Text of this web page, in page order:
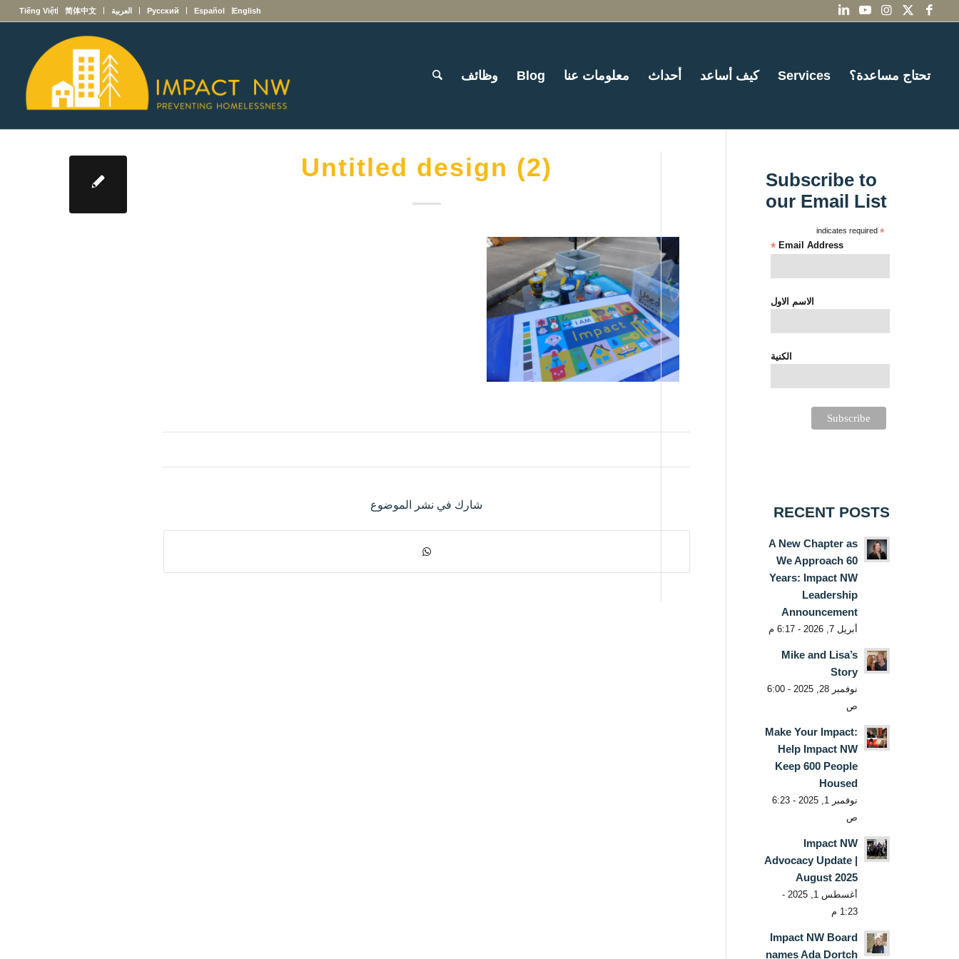
English
Español
Русский العربية 简体中文
Tiếng Việt
تحتاج مساعدة؟ Services كيف أساعد أحداث معلومات عنا Blog وظائف
Untitled design (2)
شارك في نشر الموضوع
Subscribe to
our Email List
*
indicates required
Email Address
*
الاسم الاول
الكنية
RECENT POSTS
A New Chapter as
We Approach 60
Years: Impact NW
Leadership
Announcement
أبريل 7, 2026 - 6:17 م
Mike and Lisa’s
Story
نوفمبر 28, 2025 - 6:00
ص
Make Your Impact:
Help Impact NW
Keep 600 People
Housed
نوفمبر 1, 2025 - 6:23
ص
Impact NW
Advocacy Update |
August 2025
أغسطس 1, 2025 -
1:23 م
Impact NW Board
names Ada Dortch